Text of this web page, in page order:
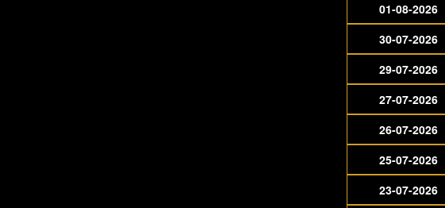
01-08-2026
30-07-2026
29-07-2026
27-07-2026
26-07-2026
25-07-2026
23-07-2026